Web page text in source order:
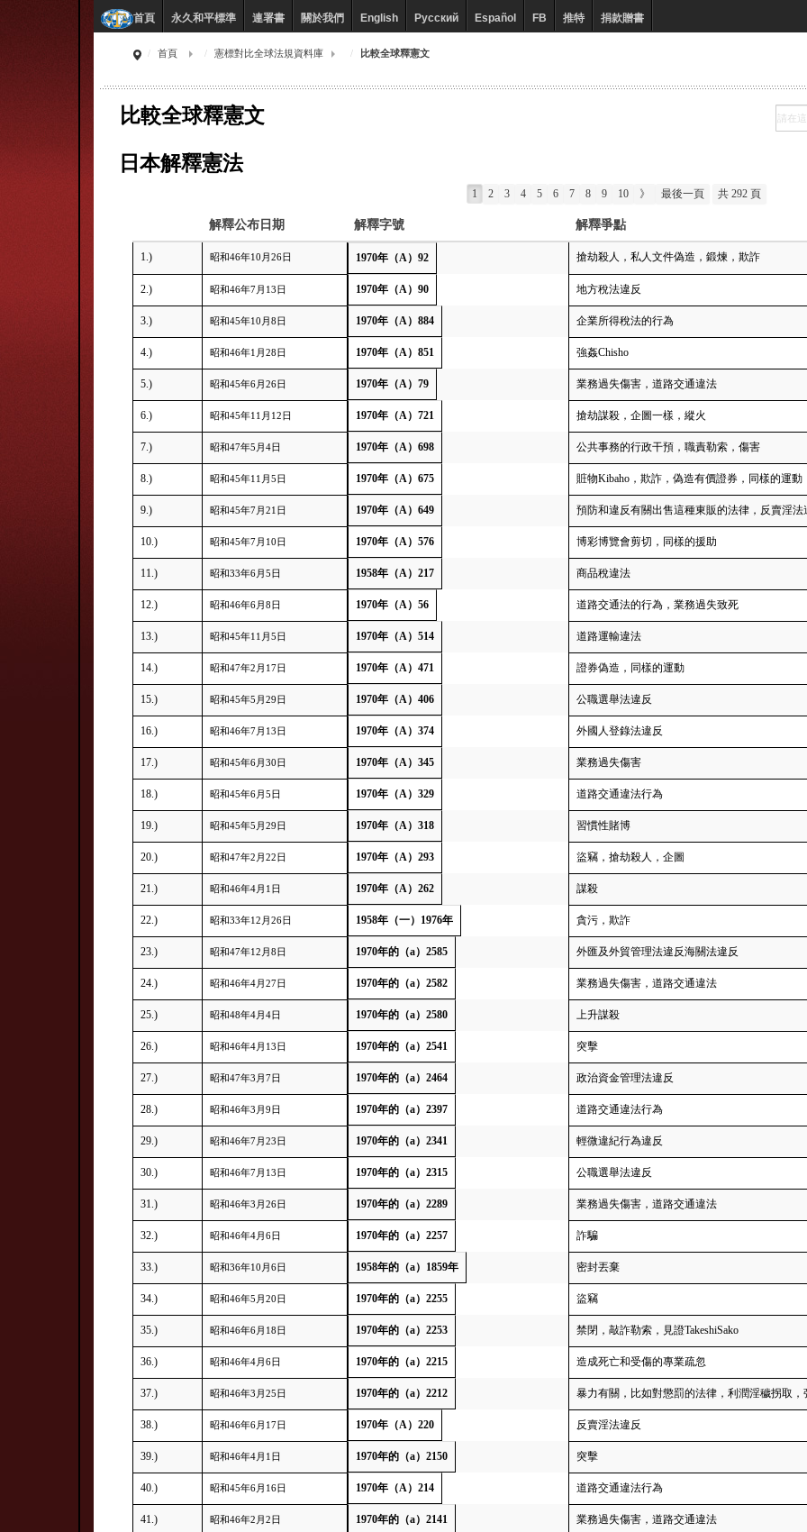
首頁 永久和平標準 連署書 關於我們 English Русский Español FB 推特 捐款贈書
首頁 憲標對比全球法規資料庫 比較全球釋憲文
比較全球釋憲文
日本解釋憲法
1 2 3 4 5 6 7 8 9 10 》 最後一頁 共 292 頁
解釋公布日期 解釋字號 解釋爭點
1.) 昭和46年10月26日 1970年（A）92 搶劫殺人，私人文件偽造，鍛煉，欺詐
2.) 昭和46年7月13日 1970年（A）90 地方稅法違反
3.) 昭和45年10月8日 1970年（A）884 企業所得稅法的行為
4.) 昭和46年1月28日 1970年（A）851 強姦Chisho
5.) 昭和45年6月26日 1970年（A）79 業務過失傷害，道路交通違法
6.) 昭和45年11月12日 1970年（A）721 搶劫謀殺，企圖一樣，縱火
7.) 昭和47年5月4日 1970年（A）698 公共事務的行政干預，職責勒索，傷害
8.) 昭和45年11月5日 1970年（A）675 賍物Kibaho，欺詐，偽造有價證券，同樣的運動
9.) 昭和45年7月21日 1970年（A）649 預防和違反有關出售這種東販的法律，反賣淫法
10.) 昭和45年7月10日 1970年（A）576 博彩博覽會剪切，同樣的援助
11.) 昭和33年6月5日 1958年（A）217 商品稅違法
12.) 昭和46年6月8日 1970年（A）56 道路交通法的行為，業務過失致死
13.) 昭和45年11月5日 1970年（A）514 道路運輸違法
14.) 昭和47年2月17日 1970年（A）471 證券偽造，同樣的運動
15.) 昭和45年5月29日 1970年（A）406 公職選舉法違反
16.) 昭和46年7月13日 1970年（A）374 外國人登錄法違反
17.) 昭和45年6月30日 1970年（A）345 業務過失傷害
18.) 昭和45年6月5日 1970年（A）329 道路交通違法行為
19.) 昭和45年5月29日 1970年（A）318 習慣性賭博
20.) 昭和47年2月22日 1970年（A）293 盜竊，搶劫殺人，企圖
21.) 昭和46年4月1日 1970年（A）262 謀殺
22.) 昭和33年12月26日 1958年（一）1976年 貪污，欺詐
23.) 昭和47年12月8日 1970年的（a）2585 外匯及外貿管理法違反海關法違反
24.) 昭和46年4月27日 1970年的（a）2582 業務過失傷害，道路交通違法
25.) 昭和48年4月4日 1970年的（a）2580 上升謀殺
26.) 昭和46年4月13日 1970年的（a）2541 突擊
27.) 昭和47年3月7日 1970年的（a）2464 政治資金管理法違反
28.) 昭和46年3月9日 1970年的（a）2397 道路交通違法行為
29.) 昭和46年7月23日 1970年的（a）2341 輕微違紀行為違反
30.) 昭和46年7月13日 1970年的（a）2315 公職選舉法違反
31.) 昭和46年3月26日 1970年的（a）2289 業務過失傷害，道路交通違法
32.) 昭和46年4月6日 1970年的（a）2257 詐騙
33.) 昭和36年10月6日 1958年的（a）1859年 密封丟棄
34.) 昭和46年5月20日 1970年的（a）2255 盜竊
35.) 昭和46年6月18日 1970年的（a）2253 禁閉，敲詐勒索，見證TakeshiSako
36.) 昭和46年4月6日 1970年的（a）2215 造成死亡和受傷的專業疏忽
37.) 昭和46年3月25日 1970年的（a）2212 暴力有關，比如對懲罰的法律，利潤淫穢拐取
38.) 昭和46年6月17日 1970年（A）220 反賣淫法違反
39.) 昭和46年4月1日 1970年的（a）2150 突擊
40.) 昭和45年6月16日 1970年（A）214 道路交通違法行為
41.) 昭和46年2月2日 1970年的（a）2141 業務過失傷害，道路交通違法